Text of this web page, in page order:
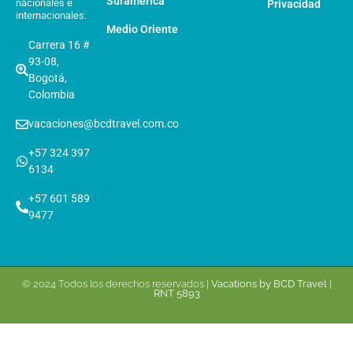
nacionales e
internacionales.
Carrera 16 #
93-08,
Bogotá,
Colombia
vacaciones@bcdtravel.com.co
+57 324 397
6134
+57 601 589
9477
Medio Oriente
Privacidad
© 2024 Todos los derechos reservados | Vacations by BCD Travel|
RNT 5893